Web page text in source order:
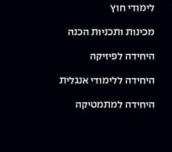
לימודי חוץ
מכינות ותכניות הכנה
היחידה לפיזיקה
היחידה ללימודי אנגלית
היחידה למתמטיקה